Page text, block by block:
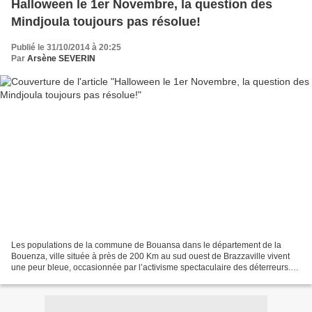
Halloween le 1er Novembre, la question des
Mindjoula toujours pas résolue!
Publié le 31/10/2014 à 20:25
Par Arsène SEVERIN
Les populations de la commune de Bouansa dans le département de la
Bouenza, ville située à près de 200 Km au sud ouest de Brazzaville vivent
une peur bleue, occasionnée par l’activisme spectaculaire des déterreurs.